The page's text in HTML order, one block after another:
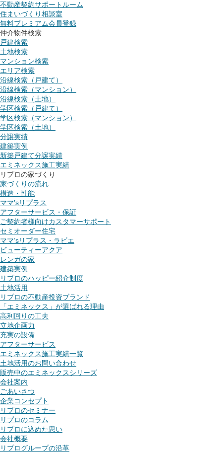
不動産契約サポートルーム
住まいづくり相談室
無料プレミアム会員登録
仲介物件検索
戸建検索
土地検索
マンション検索
エリア検索
沿線検索（戸建て）
沿線検索（マンション）
沿線検索（土地）
学区検索（戸建て）
学区検索（マンション）
学区検索（土地）
分譲実績
建築実例
新築戸建て分譲実績
エミネックス施工実績
リプロの家づくり
家づくりの流れ
構造・性能
ママ’sリプラス
アフターサービス・保証
ご契約者様向けカスタマーサポート
セミオーダー住宅
ママ’sリプラス・ラビエ
ビューティーアクア
レンガの家
建築実例
リプロのハッピー紹介制度
土地活用
リプロの不動産投資ブランド
「エミネックス」が選ばれる理由
高利回りの工夫
立地企画力
充実の設備
アフターサービス
エミネックス施工実績一覧
土地活用のお問い合わせ
販売中のエミネックスシリーズ
会社案内
ごあいさつ
企業コンセプト
リプロのセミナー
リプロのコラム
リプロに込めた思い
会社概要
リプログループの沿革